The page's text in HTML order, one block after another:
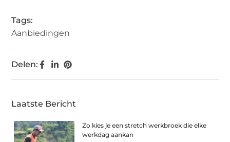
Tags:
Aanbiedingen
Delen:
Laatste Bericht
Zo kies je een stretch werkbroek die elke
werkdag aankan